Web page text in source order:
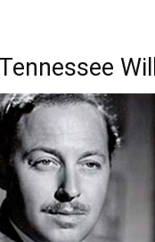
ennessee